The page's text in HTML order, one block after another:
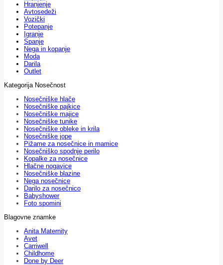
Hranjenje
Avtosedeži
Vozički
Potepanje
Igranje
Spanje
Nega in kopanje
Moda
Darila
Outlet
Kategorija Nosečnost
Nosečniške hlače
Nosečniške pajkice
Nosečniške majice
Nosečniške tunike
Nosečniške obleke in krila
Nosečniške jope
Pižame za nosečnice in mamice
Nosečniško spodnje perilo
Kopalke za nosečnice
Hlačne nogavice
Nosečniške blazine
Nega nosečnice
Darilo za nosečnico
Babyshower
Foto spomini
Blagovne znamke
Anita Maternity
Avet
Carriwell
Childhome
Done by Deer